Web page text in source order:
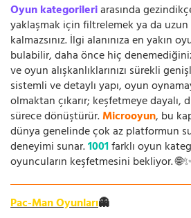
Oyun kategorileriarasında
yaklaşmak için filtrelemek ya da
kalmazsınız. İlgi alanınıza en yakın
bulabilir, daha önce hiç
ve oyun alışkanlıklarınızı sürekli
sistemli ve detaylı yapı, oyun
olmaktan çıkarır; keşfetmeye
sürece dönüştürür.Microoyun, bu
dünya genelinde çok az platformun
deneyimi sunar.1001farklı oyun
oyuncuların keşfetmesini bekliyor. 🌐✨
Pac-Man Oyunları👻